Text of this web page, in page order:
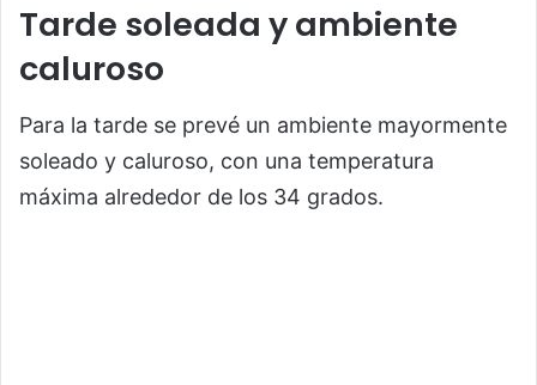
Tarde soleada y ambiente
caluroso
Para la tarde se prevé un ambiente mayormente
soleado y caluroso, con una temperatura
máxima alrededor de los 34 grados.